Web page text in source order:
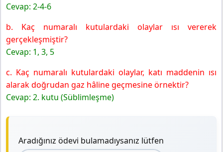
Cevap: 2-4-6
b. Kaç numaralı kutulardaki olaylar ısı vererek
gerçekleşmiştir?
Cevap: 1, 3, 5
c. Kaç numaralı kutulardaki olaylar, katı maddenin ısı
alarak doğrudan gaz hâline geçmesine örnektir?
Cevap: 2. kutu (Süblimleşme)
Aradığınız ödevi bulamadıysanız lütfen